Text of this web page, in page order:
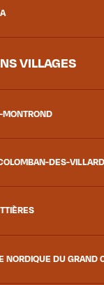
VILLAGES
DES-
NORDIQUE DU GRAND
la vallée.